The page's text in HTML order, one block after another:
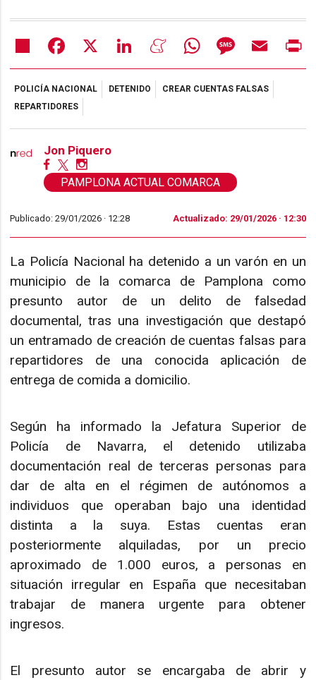
Share Facebook LinkedIn MeneameWhatsAppMessageEmail
POLICÍA NACIONAL DETENIDO
CREAR CUENTAS FALSAS
REPARTIDORES
Jon Piquero
PAMPLONA ACTUAL COMARCA
Publicado: 29/01/2026 · 12:28 Actualizado: 29/01/2026 · 12:30
La Policía Nacional ha detenido a un varón en un
municipio de la comarca de Pamplona como
presunto autor de un delito de falsedad
documental, tras una investigación que destapó
un entramado de creación de cuentas falsas para
repartidores de una conocida aplicación de
entrega de comida a domicilio.
Según ha informado la Jefatura Superior de
Policía de Navarra, el detenido utilizaba
documentación real de terceras personas para
dar de alta en el régimen de autónomos a
individuos que operaban bajo una identidad
distinta a la suya. Estas cuentas eran
posteriormente alquiladas, por un precio
aproximado de 1.000 euros, a personas en
situación irregular en España que necesitaban
trabajar de manera urgente para obtener
ingresos.
El presunto autor se encargaba de abrir y